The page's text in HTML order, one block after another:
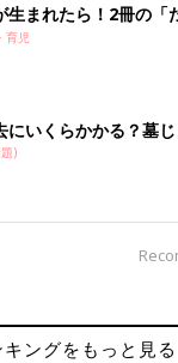
生まれたら！2冊の「
育児
にいくらかかる？墓
)
キングをもっと見る